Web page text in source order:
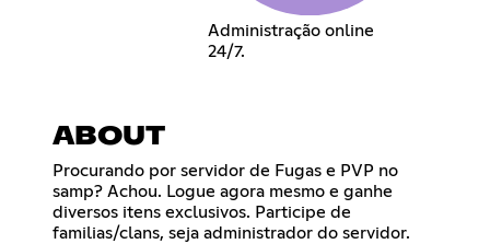
Administração online
24/7.
ABOUT
Procurando por servidor de Fugas e PVP no
samp? Achou. Logue agora mesmo e ganhe
diversos itens exclusivos. Participe de
familias/clans, seja administrador do servidor.